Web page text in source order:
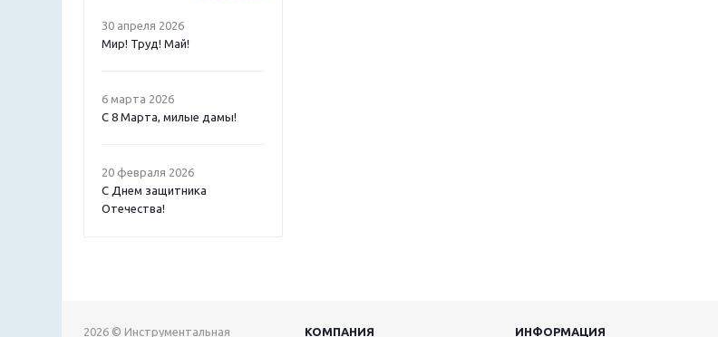
30 апреля 2026
Мир! Труд! Май!
6 марта 2026
С 8 Марта, милые дамы!
20 февраля 2026
С Днем защитника
Отечества!
2026 © Инструментальная КОМПАНИЯ ИНФОРМАЦИЯ